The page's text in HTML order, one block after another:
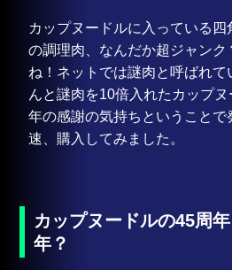
カップヌードルに入っている四
の調理肉、なんだか超ジャンク
ね！ネットでは謎肉と呼ばれて
んと謎肉を10倍入れたカップ
年の感謝の気持ちということ
速、購入してみました。
カップヌードルの45周
年？